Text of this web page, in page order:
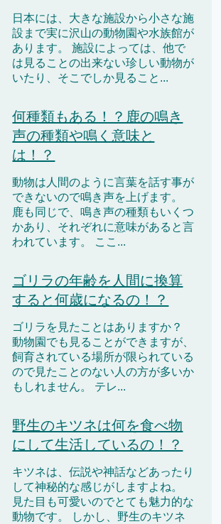
日本には、大きな施設から小さな施
設まで実に沢山の動物園や水族館が
あります。 施設によっては、他で
は見ることの出来ない珍しい動物が
いたり、そこでしか見ること...
何種類もある！？鹿の鳴き
声の種類や鳴く意味と
は！？
動物は人間のように言葉を話す事が
できないので鳴き声を上げます。
鹿も同じで、鳴き声の種類もいくつ
かあり、それぞれに意味があると言
われています。 ここ...
ゴリラの年齢を人間に換算
すると何歳になるの！？
ゴリラを見たことはありますか？
動物園でも見ることができますが、
飼育されている場所が限られている
ので見たことのない人の方が多いか
もしれません。 テレ...
野生のキツネは何を食べ物
にして生活しているの！？
キツネは、伝説や神話などあったり
して神秘的な感じがしますよね。
見た目も可愛いのでとても魅力的な
動物です。 しかし、野生のキツネ